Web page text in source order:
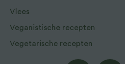
Vlees
Veganistische recepten
Vegetarische recepten